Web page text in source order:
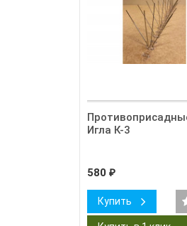
Игла К-3
580 ₽
Купить